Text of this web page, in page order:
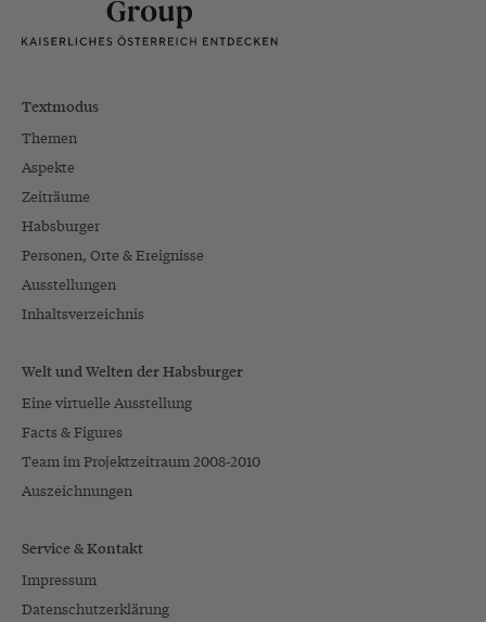
Textmodus
Themen
Aspekte
Zeiträume
Habsburger
Personen, Orte & Ereignisse
Ausstellungen
Inhaltsverzeichnis
Welt und Welten der Habsburger
Eine virtuelle Ausstellung
Facts & Figures
Team im Projektzeitraum 2008-2010
Auszeichnungen
Service & Kontakt
Impressum
Datenschutzerklärung